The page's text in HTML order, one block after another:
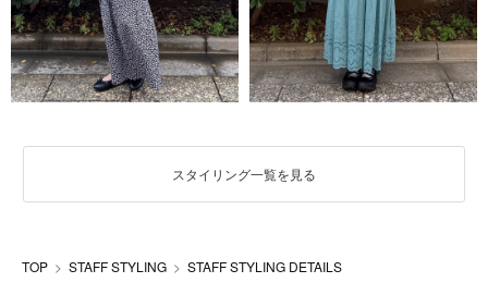
スタイリング一覧を見る
TOP STAFF STYLING STAFF STYLING DETAILS